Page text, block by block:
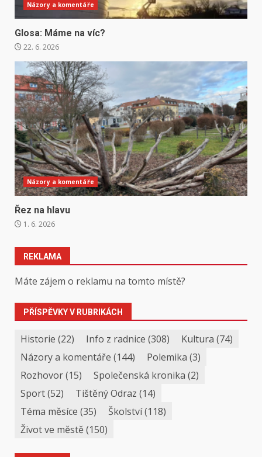
Názory a komentáře
Glosa: Máme na víc?
22. 6. 2026
Názory a komentáře
Řez na hlavu
1. 6. 2026
REKLAMA
Máte zájem o reklamu na tomto místě?
PŘÍSPĚVKY V RUBRIKÁCH
Historie (22) Info z radnice (308) Kultura (74)
Názory a komentáře (144) Polemika (3)
Rozhovor(15) Společenská kronika (2)
Sport(52) Tištěný Odraz (14)
Téma měsíce (35) Školství(118)
Život ve městě(150)